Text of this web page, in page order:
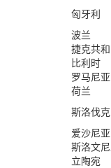
匈牙利
波兰
捷克共
比利时
罗马尼亚
荷兰
斯洛伐克
爱沙尼亚
斯洛文
立陶宛